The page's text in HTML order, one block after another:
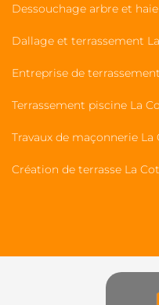
Dessouchage arbre et
Dallage et terrassement
Entreprise de
Terrassement piscine La
Travaux de maçonnerie
Création de terrasse La